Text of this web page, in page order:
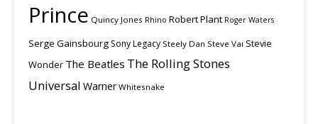
Prince Quincy Jones Rhino Robert Plant Roger Waters
Serge Gainsbourg Sony Legacy Steely Dan Steve Vai Stevie
Wonder The Beatles The Rolling Stones
Universal Warner Whitesnake